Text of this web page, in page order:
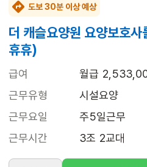
도보 30분 이상 예상
더 캐슬요양원 요양보호
휴휴)
급여
월급
근무유형
시설요양
근무요일
주5일근무
근무시간
3조 2교대